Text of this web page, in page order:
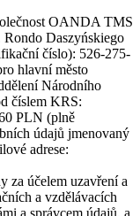
OANDA TMS
Rondo Daszyńskiego
číslo): 526-275-
hlavní město
Národního
číslem KRS:
PLN (plně
údajů jmenovaný
adrese:
za účelem uzavření a
a vzdělávacích
a správcem údajů, a